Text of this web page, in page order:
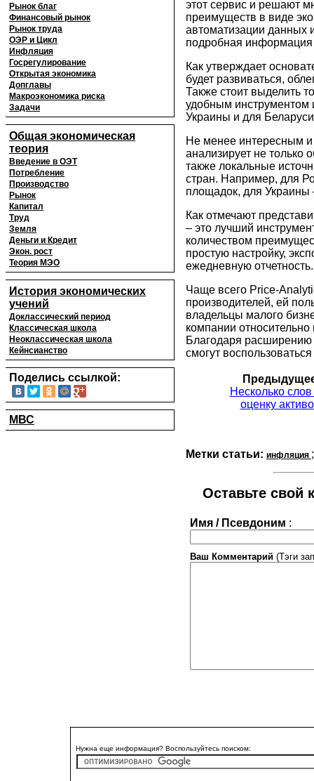
Рынок благ
Финансовый рынок
Рынок труда
ОЭР и Цикл
Инфляция
Госрегулирование
Открытая экономика
Допглавы
Макроэкономика риска
Задачи
Общая экономическая
теория
Введение в ОЭТ
Потребление
Производство
Рынок
Капитал
Труд
Земля
Деньги и Кредит
Экон. рост
Теория МЭО
История экономических
учений
Доклассический период
Классическая школа
Неоклассическая школа
Кейнсианство
Поделись ссылкой:
МВС
этот сервис и решают
преимуществ в виде
автоматизации данных
подробная
Как утверждает
будет развиваться,
Также стоит выделить
удобным инструментом
Украины и для
Не менее интересным и
анализирует не
также локальные
стран. Например, для
площадок, для Украины
Как отмечают
– это лучший
количеством
простую настройку,
ежедневную отчетность.
Чаще всего Price-
производителей, ей
владельцы малого
компании относительно
Благодаря расширению
смогут
Несколько
оценку
Метки статьи: инфляция
Оставьте свой
Имя / Псевдоним :
Ваш Комментарий (Тэги
Нужна еще информация? Воспользуйтесь поиском: